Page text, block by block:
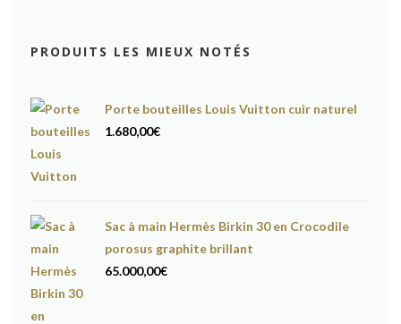
PRODUITS LES MIEUX NOTÉS
Porte bouteilles Louis Vuitton cuir naturel
1.680,00€
Sac à main Hermès Birkin 30 en Crocodile
porosus graphite brillant
65.000,00€